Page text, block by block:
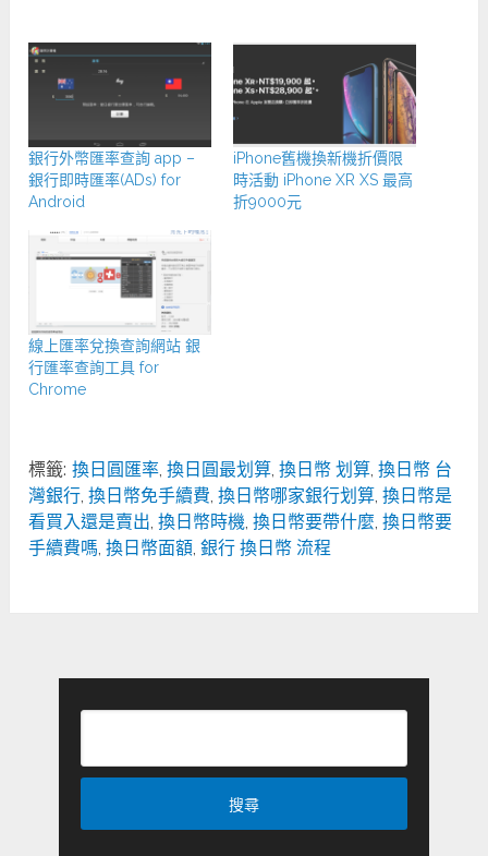
銀行外幣匯率查詢 app –
銀行即時匯率(ADs) for
Android
iPhone舊機換新機折價限
時活動 iPhone XR XS 最高
折9000元
線上匯率兌換查詢網站 銀
行匯率查詢工具 for
Chrome
標籤: 換日圓匯率,換日圓最划算,換日幣 划算,換日幣 台
灣銀行,換日幣免手續費,換日幣哪家銀行划算,換日幣是
看買入還是賣出,換日幣時機,換日幣要帶什麼,換日幣要
手續費嗎,換日幣面額,銀行 換日幣 流程